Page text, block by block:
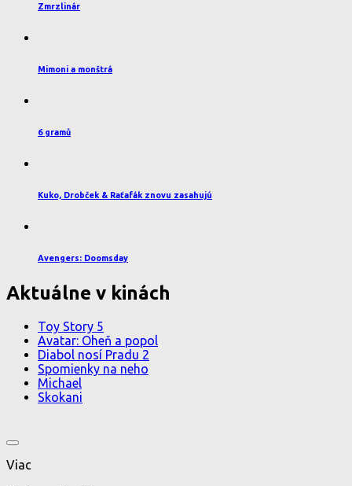
Zmrzlinár
Mimoni a monštrá
6 gramů
Kuko, Drobček & Raťafák znovu zasahujú
Avengers: Doomsday
Aktuálne v kinách
Toy Story 5
Avatar: Oheň a popol
Diabol nosí Pradu 2
Spomienky na neho
Michael
Skokani
Viac